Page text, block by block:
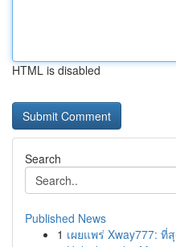
HTML is disabled
Search
Published News
1 เผยแพร่ Xway777: